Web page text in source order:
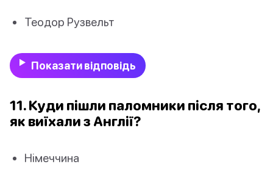
Теодор Рузвельт
Показати відповідь
11. Куди пішли паломники після того,
як виїхали з Англії?
Німеччина